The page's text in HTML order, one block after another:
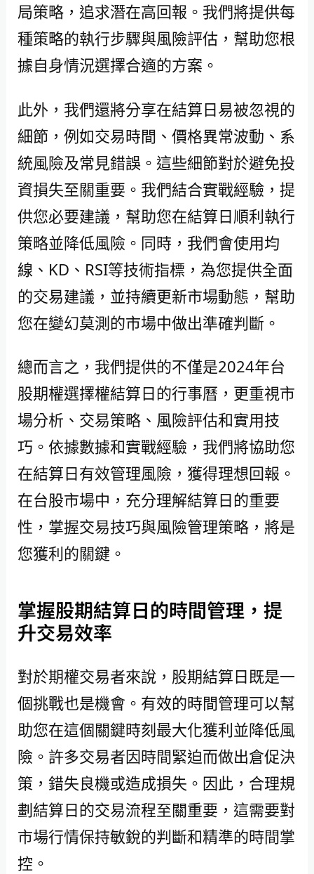
局策略，追求潛在高回報。我們將提供每
種策略的執行步驟與風險評估，幫助您根
據自身情況選擇合適的方案。
此外，我們還將分享在結算日易被忽視的
細節，例如交易時間、價格異常波動、系
統風險及常見錯誤。這些細節對於避免投
資損失至關重要。我們結合實戰經驗，提
供您必要建議，幫助您在結算日順利執行
策略並降低風險。同時，我們會使用均
線、KD、RSI等技術指標，為您提供全面
的交易建議，並持續更新市場動態，幫助
您在變幻莫測的市場中做出準確判斷。
總而言之，我們提供的不僅是2024年台
股期權選擇權結算日的行事曆，更重視市
場分析、交易策略、風險評估和實用技
巧。依據數據和實戰經驗，我們將協助您
在結算日有效管理風險，獲得理想回報。
在台股市場中，充分理解結算日的重要
性，掌握交易技巧與風險管理策略，將是
您獲利的關鍵。
掌握股期結算日的時間管理，提
升交易效率
對於期權交易者來說，股期結算日既是一
個挑戰也是機會。有效的時間管理可以幫
助您在這個關鍵時刻最大化獲利並降低風
險。許多交易者因時間緊迫而做出倉促決
策，錯失良機或造成損失。因此，合理規
劃結算日的交易流程至關重要，這需要對
市場行情保持敏銳的判斷和精準的時間掌
控。